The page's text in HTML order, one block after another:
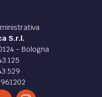
S.r.l.
- Bologna